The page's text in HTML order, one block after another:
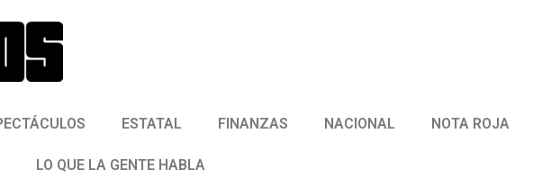
ESTATAL FINANZAS NACIONAL NOTA ROJA
LO QUE LA GENTE HABLA